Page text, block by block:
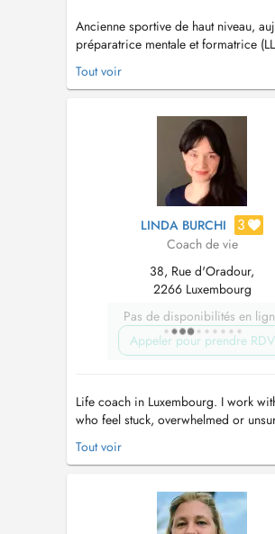
Ancienne sportive de haut niveau,
préparatrice mentale et formatrice
Université Populaire de Luxembourg,
Ministères des Sports, autres),
coaching, j'accompagne toute
souhaitant se sentir bien au quotidien
Tout voir
LINDA BURCHI 3
Coach de vie
38, Rue d'Oradour,
2266 Luxembourg
Pas de disponibilités en
Appeler pour prendre RDV
Life coach in Luxembourg. I work
who feel stuck, overwhelmed or
their next step. Living in Luxembourg
demanding: high expectations,
feel disconnected or overthink what
I offer a space that...
Tout voir